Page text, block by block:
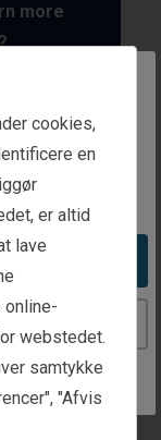
reach is
more
Equity
cookies,
en
er altid
lave
online-
webstedet.
samtykke
"Afvis